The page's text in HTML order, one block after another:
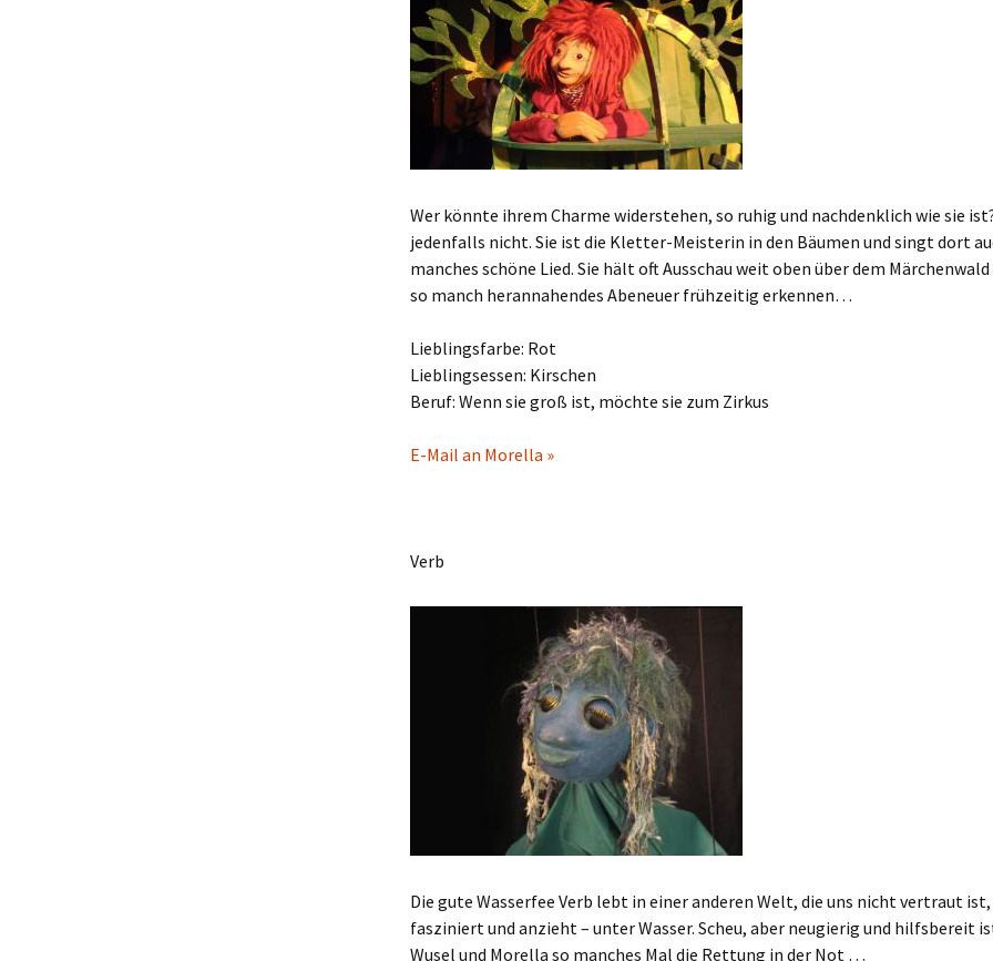
Wer könnte ihrem Charme widerstehen, so ruhig und nachdenklich wie sie
jedenfalls nicht. Sie ist die Kletter-Meisterin in den Bäumen und singt dort
manches schöne Lied. Sie hält oft Ausschau weit oben über dem
so manch herannahendes Abeneuer frühzeitig erkennen…
Lieblingsfarbe: Rot
Lieblingsessen: Kirschen
Beruf: Wenn sie groß ist, möchte sie zum Zirkus
E-Mail an Morella »
Verb
Die gute Wasserfee Verb lebt in einer anderen Welt, die uns nicht vertraut
fasziniert und anzieht – unter Wasser. Scheu, aber neugierig und hilfsbereit
Wusel und Morella so manches Mal die Rettung in der Not …